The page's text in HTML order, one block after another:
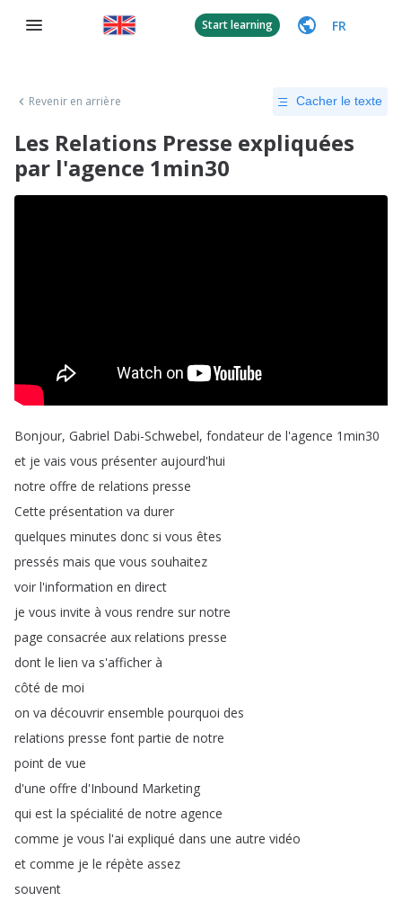
Start learning FR
Revenir en arrière Cacher le texte
Les Relations Presse expliquées
par l'agence 1min30
Bonjour, Gabriel Dabi-Schwebel, fondateur de l'agence 1min30
et je vais vous présenter aujourd'hui
notre offre de relations presse
Cette présentation va durer
quelques minutes donc si vous êtes
pressés mais que vous souhaitez
voir l'information en direct
je vous invite à vous rendre sur notre
page consacrée aux relations presse
dont le lien va s'afficher à
côté de moi
on va découvrir ensemble pourquoi des
relations presse font partie de notre
point de vue
d'une offre d'Inbound Marketing
qui est la spécialité de notre agence
comme je vous l'ai expliqué dans une autre vidéo
et comme je le répète assez
souvent